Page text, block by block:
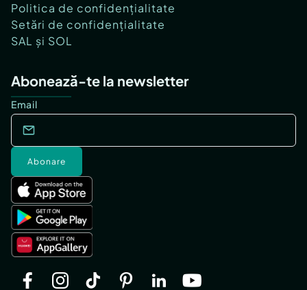
Politica de confidențialitate
Setări de confidențialitate
SAL și SOL
Abonează-te la newsletter
Email
Abonare